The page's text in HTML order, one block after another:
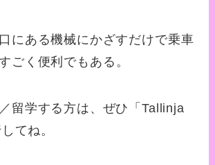
にある機械にかざすだけで乗車
ごく便利でもある。
留学する方は、ぜひ「Tallinja
てね。